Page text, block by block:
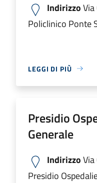
Indirizzo
Policlinico Ponte
LEGGI DI PIÙ
Presidio
Generale
Indirizzo
Presidio